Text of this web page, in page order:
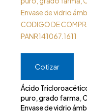
Cotizar
Ácido
puro, grado farma,
Envase de vidrio